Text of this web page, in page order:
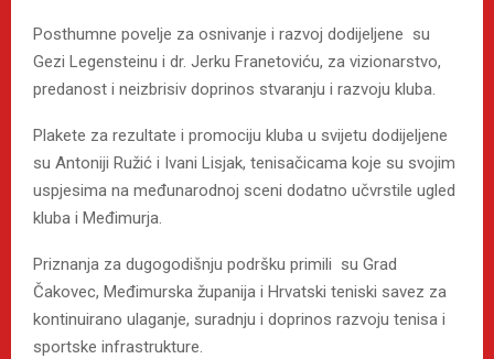
Posthumne povelje za osnivanje i razvoj dodijeljene su
Gezi Legensteinu i dr. Jerku Franetoviću, za vizionarstvo,
predanost i neizbrisiv doprinos stvaranju i razvoju kluba.
Plakete za rezultate i promociju kluba u svijetu dodijeljene
su Antoniji Ružić i Ivani Lisjak, tenisačicama koje su svojim
uspjesima na međunarodnoj sceni dodatno učvrstile ugled
kluba i Međimurja.
Priznanja za dugogodišnju podršku primili su Grad
Čakovec, Međimurska županija i Hrvatski teniski savez za
kontinuirano ulaganje, suradnju i doprinos razvoju tenisa i
sportske infrastrukture.